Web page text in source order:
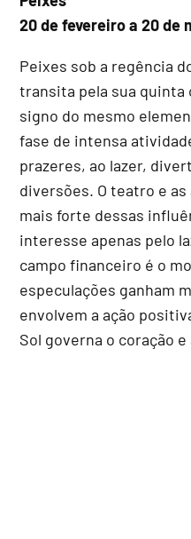
20 de fevereiro a 20 de
Peixes sob a regência
transita pela sua quinta
signo do mesmo
fase de intensa
prazeres, ao lazer,
diversões. O teatro e
mais forte dessas
interesse apenas pelo
campo financeiro é o
especulações ganham
envolvem a ação
Sol governa o coração